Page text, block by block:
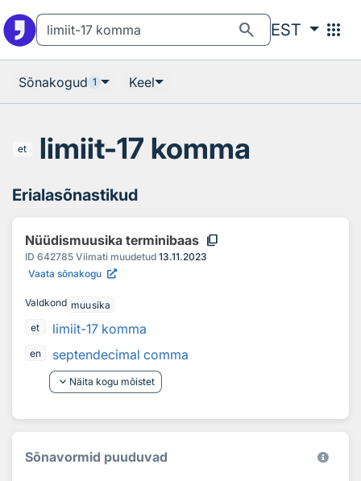
search EST apps
Sõnakogud 1 Keel
et limiit-17 komma
Erialasõnastikud
Nüüdismuusika terminibaas content_copy
ID 642785 Viimati muudetud 13.11.2023
Vaata sõnakogu
Valdkond muusika
et
limiit-17 komma
en
septendecimal comma
keyboard_arrow_down Näita kogu mõistet
Sõnavormid puuduvad